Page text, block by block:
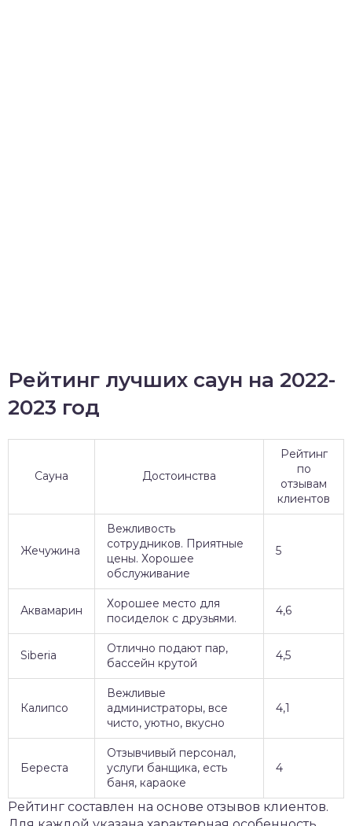
Рейтинг лучших саун на 2022-
2023 год
Сауна Достоинства
Рейтинг
по
отзывам
клиентов
Жечужина
Вежливость
сотрудников. Приятные
цены. Хорошее
обслуживание
5
Аквамарин
Хорошее место для
посиделок с друзьями.
4,6
Siberia
Отлично подают пар,
бассейн крутой
4,5
Калипсо
Вежливые
администраторы, все
чисто, уютно, вкусно
4,1
Береста
Отзывчивый персонал,
услуги банщика, есть
баня, караоке
4
Рейтинг составлен на основе отзывов клиентов.